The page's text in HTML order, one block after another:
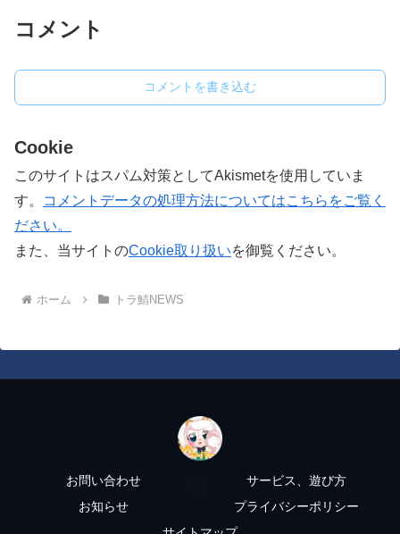
コメント
コメントを書き込む
Cookie
このサイトはスパム対策としてAkismetを使用していま
す。
コメントデータの処理方法についてはこちらをご覧く
ださい。
また、当サイトのCookie取り扱いを御覧ください。
ホーム トラ鯖NEWS
お問い合わせ
サービス、遊び方
お知らせ
プライバシーポリシー